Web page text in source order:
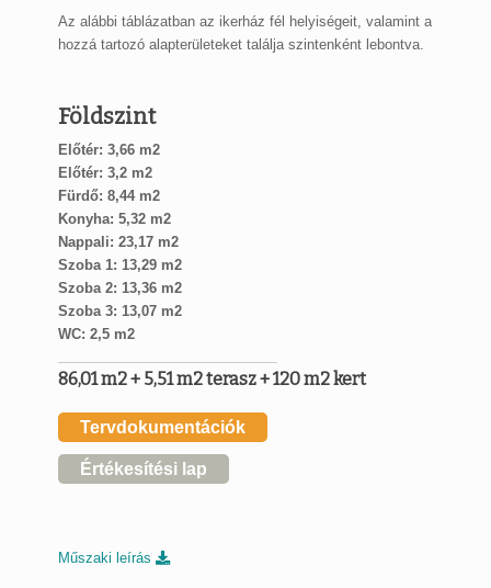
Az alábbi táblázatban az ikerház fél helyiségeit, valamint a
hozzá tartozó alapterületeket találja szintenként lebontva.
Földszint
Előtér: 3,66 m2
Előtér: 3,2 m2
Fürdő: 8,44 m2
Konyha: 5,32 m2
Nappali: 23,17 m2
Szoba 1: 13,29 m2
Szoba 2: 13,36 m2
Szoba 3: 13,07 m2
WC: 2,5 m2
86,01 m2 + 5,51 m2 terasz + 120 m2 kert
Tervdokumentációk
Értékesítési lap
Műszaki leírás